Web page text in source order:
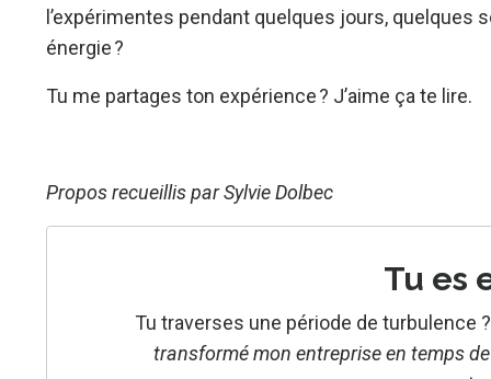
l’expérimentes pendant quelques jours,
énergie ?
Tu me partages ton expérience ? J’aime ça te lire.
Propos recueillis parSylvie Dolbec
Tu es
Tu traverses une période de turbulence ?
transformé mon entreprise en temps